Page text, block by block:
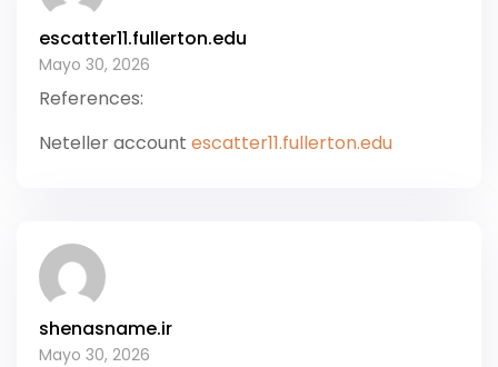
escatter11.fullerton.edu
Mayo 30, 2026
References:
Neteller account escatter11.fullerton.edu
shenasname.ir
Mayo 30, 2026